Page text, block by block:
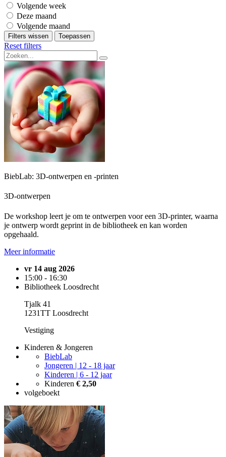
Volgende week
Deze maand
Volgende maand
Filters wissen Toepassen
Reset filters
BiebLab: 3D-ontwerpen en -printen
3D-ontwerpen
De workshop leert je om te ontwerpen voor een 3D-printer, waarna
je ontwerp wordt geprint in de bibliotheek en kan worden
opgehaald.
Meer informatie
vr 14 aug 2026
15:00 - 16:30
Bibliotheek Loosdrecht
Tjalk 41
1231TT Loosdrecht
Vestiging
Kinderen & Jongeren
BiebLab
Jongeren | 12 - 18 jaar
Kinderen | 6 - 12 jaar
Kinderen € 2,50
volgeboekt